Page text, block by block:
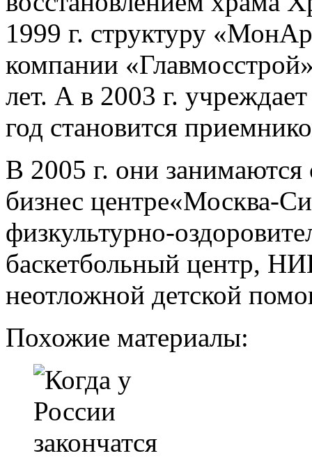
1999 г. структуру
компании
лет. А в 2003 г.
год становится
В 2005 г. они
бизнес центре«Москва-
физкультурно-
баскетбольный центр,
неотложной детской
Похожие материалы: